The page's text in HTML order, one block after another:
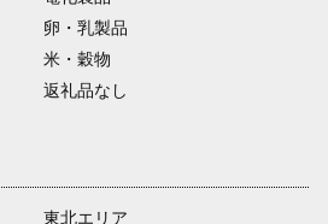
卵・乳製品
米・穀物
返礼品なし
東北エリア